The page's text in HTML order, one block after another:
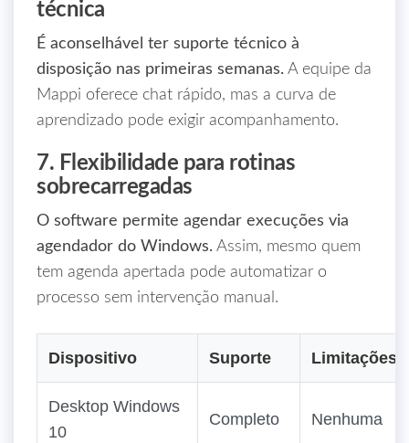
técnica
É aconselhável ter suporte técnico à
disposição nas primeiras semanas. A equipe da
Mappi oferece chat rápido, mas a curva de
aprendizado pode exigir acompanhamento.
7. Flexibilidade para rotinas
sobrecarregadas
O software permite agendar execuções via
agendador do Windows. Assim, mesmo quem
tem agenda apertada pode automatizar o
processo sem intervenção manual.
Dispositivo Suporte Limitações
Desktop Windows
10
Completo Nenhuma